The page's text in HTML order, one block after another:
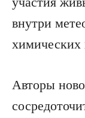
внутри
химических
Авторы